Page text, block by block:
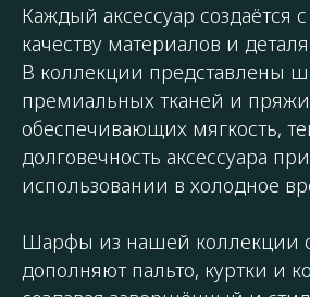
Каждый аксессуар создаётся
качеству материалов и
В коллекции представлены
премиальных тканей и
обеспечивающих мягкость,
долговечность аксессуара
использовании в холодное
Шарфы из нашей коллекции
дополняют пальто, куртки и